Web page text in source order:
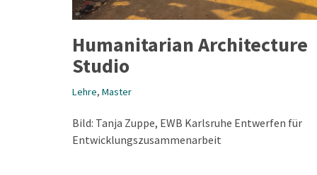
Humanitarian Architecture
Studio
Lehre, Master
Bild: Tanja Zuppe, EWB Karlsruhe Entwerfen für
Entwicklungszusammenarbeit